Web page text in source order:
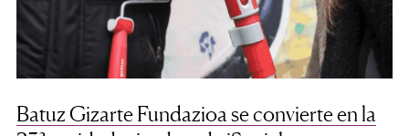
Batuz Gizarte Fundazioa se convierte en la